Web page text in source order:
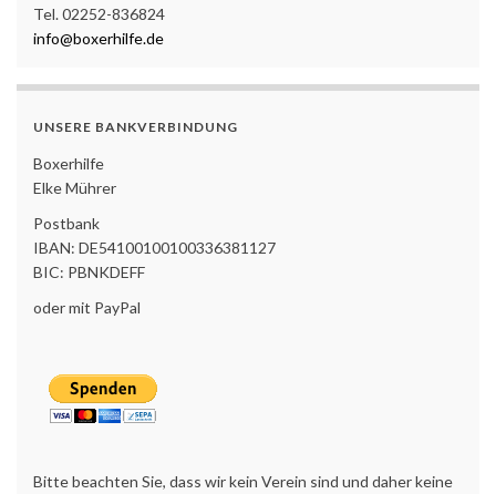
Tel. 02252-836824
info@boxerhilfe.de
UNSERE BANKVERBINDUNG
Boxerhilfe
Elke Mührer
Postbank
IBAN: DE54100100100336381127
BIC: PBNKDEFF
oder mit PayPal
Bitte beachten Sie, dass wir kein Verein sind und daher keine